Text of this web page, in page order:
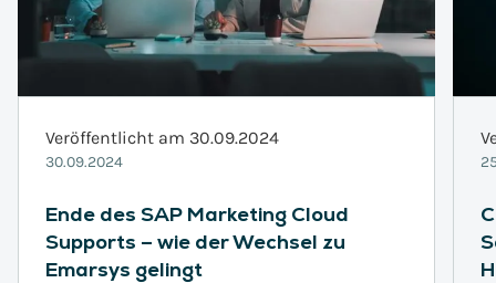
Veröffentlicht am 30.09.2024
30.09.2024
Ende des SAP Marketing Cloud
Supports – wie der Wechsel zu
Emarsys gelingt